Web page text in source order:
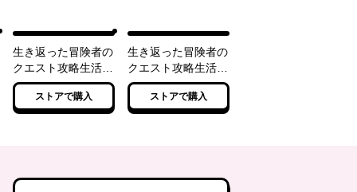
生き返った冒険者の
クエスト攻略生活
自分だけもらえるス
キルポイントで他の
誰より強くなる
ストアで購入
生き返った冒険者の
クエスト攻略生活
２ 自分だけもらえ
るスキルポイントで
他の誰より強くなる
ストアで購入